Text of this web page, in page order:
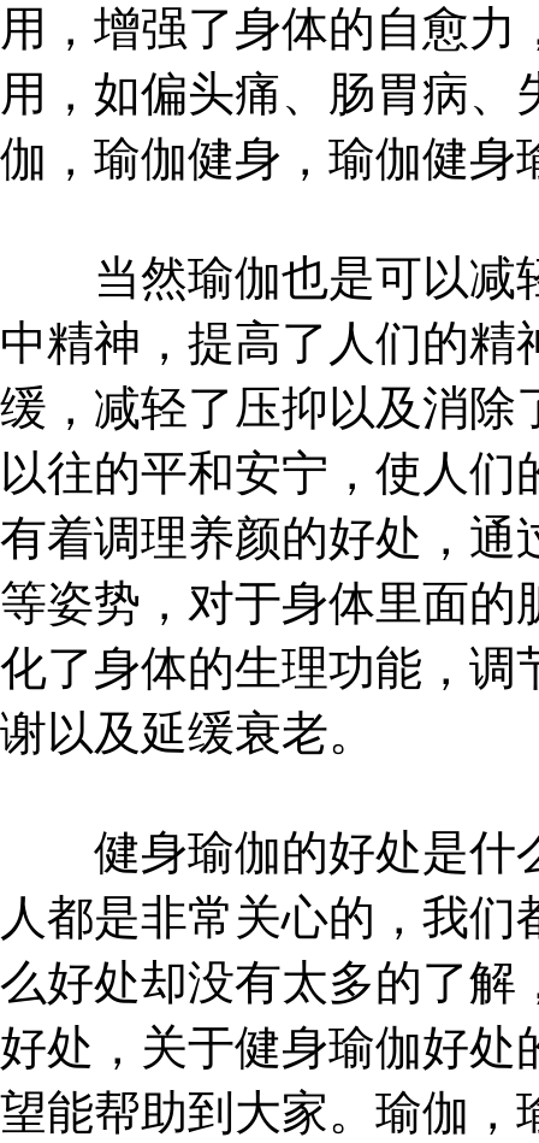
用，增强了身体的自愈
用，如偏头痛、肠胃病
伽，瑜伽健身，瑜伽健身
当然瑜伽也是可以减
中精神，提高了人们的
缓，减轻了压抑以及消除
以往的平和安宁，使人
有着调理养颜的好处，通
等姿势，对于身体里面的
化了身体的生理功能，调
谢以及延缓衰老。
健身瑜伽的好处是什
人都是非常关心的，我
么好处却没有太多的了解
好处，关于健身瑜伽好处
望能帮助到大家。瑜伽，